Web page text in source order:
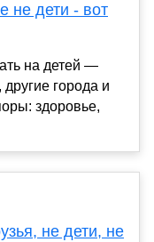
не дети - вот
на детей —
другие города и
здоровье,
не дети, не